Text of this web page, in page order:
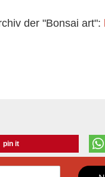
der "Bonsai art":
pin it